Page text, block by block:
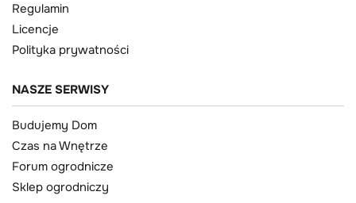
Regulamin
Licencje
Polityka prywatności
NASZE SERWISY
Budujemy Dom
Czas na Wnętrze
Forum ogrodnicze
Sklep ogrodniczy